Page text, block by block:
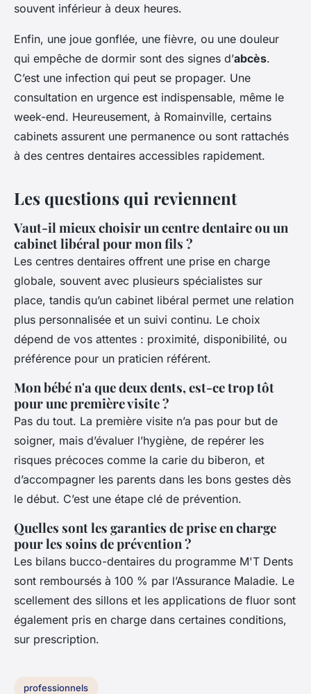
souvent inférieur à deux heures.
Enfin, une joue gonflée, une fièvre, ou une douleur
qui empêche de dormir sont des signes d’abcès.
C’est une infection qui peut se propager. Une
consultation en urgence est indispensable, même le
week-end. Heureusement, à Romainville, certains
cabinets assurent une permanence ou sont rattachés
à des centres dentaires accessibles rapidement.
Les questions qui reviennent
Vaut-il mieux choisir un centre dentaire ou un
cabinet libéral pour mon fils ?
Les centres dentaires offrent une prise en charge
globale, souvent avec plusieurs spécialistes sur
place, tandis qu’un cabinet libéral permet une relation
plus personnalisée et un suivi continu. Le choix
dépend de vos attentes : proximité, disponibilité, ou
préférence pour un praticien référent.
Mon bébé n'a que deux dents, est-ce trop tôt
pour une première visite ?
Pas du tout. La première visite n’a pas pour but de
soigner, mais d’évaluer l’hygiène, de repérer les
risques précoces comme la carie du biberon, et
d’accompagner les parents dans les bons gestes dès
le début. C’est une étape clé de prévention.
Quelles sont les garanties de prise en charge
pour les soins de prévention ?
Les bilans bucco-dentaires du programme M'T Dents
sont remboursés à 100 % par l’Assurance Maladie. Le
scellement des sillons et les applications de fluor sont
également pris en charge dans certaines conditions,
sur prescription.
professionnels